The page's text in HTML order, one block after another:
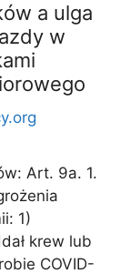
a ulga
w
Art. 9a. 1.
1)
krew lub
COVID-